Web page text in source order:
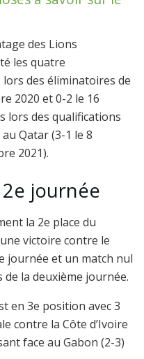
des Lions
les quatre
des éliminatoires de
2020 et 0-2 le 16
lors des qualifications
Qatar (3-1 le 8
2021).
journée
la 2e place du
victoire contre le
journée et un match nul
de la deuxième journée.
en 3e position avec 3
contre la Côte d’Ivoire
face au Gabon (2-3)